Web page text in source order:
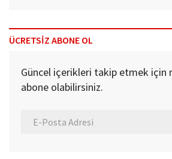
ÜCRETSİZ ABONE OL
Güncel içerikleri takip etmek için
abone olabilirsiniz.